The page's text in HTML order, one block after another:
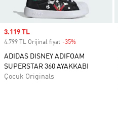
Sale price
3.119 TL
4.799 TL Orijinal fiyat -35%
ADIDAS DISNEY ADIFOAM
SUPERSTAR 360 AYAKKABI
Çocuk Originals